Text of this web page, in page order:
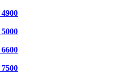
4900
5000
6600
7500